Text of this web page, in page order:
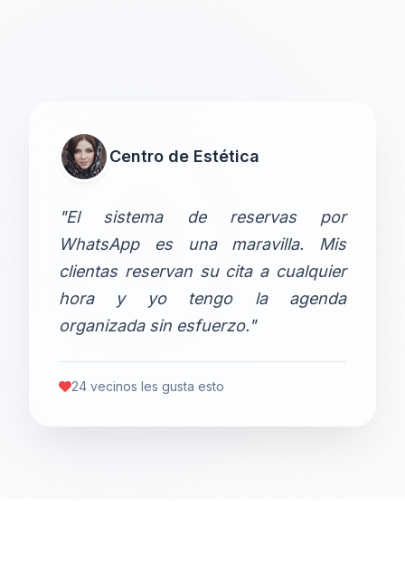
Centro de Estética
"El sistema de reservas por
WhatsApp es una maravilla. Mis
clientas reservan su cita a cualquier
hora y yo tengo la agenda
organizada sin esfuerzo."
24 vecinos les gusta esto